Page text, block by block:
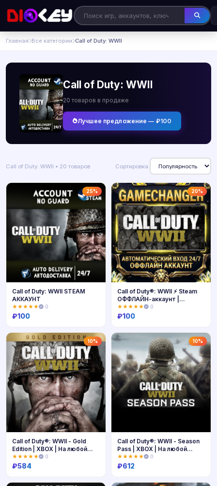
Главная Все категории Call of Duty: WWII
Call of Duty: WWII
20 товаров в продаже
Лучшее предложение — ₽100
Call of Duty: WWII • 20 товаров Сортировка:
25%
Купить
Call of Duty: WWII STEAM
АККАУНТ
★★★★★ 0
₽100
20%
Купить
Call of Duty®: WWII ⚡ Steam
ОФФЛАЙН-аккаунт |
Автовыдача 24/7
★★★★★ 0
₽100
10%
Call of Duty®: WWII - Gold
Edition | XBOX | На любой
аккаунт
★★★★★ 0
₽584
10%
Call of Duty®: WWII - Season
Pass | XBOX | На любой
аккаунт
★★★★★ 0
₽612